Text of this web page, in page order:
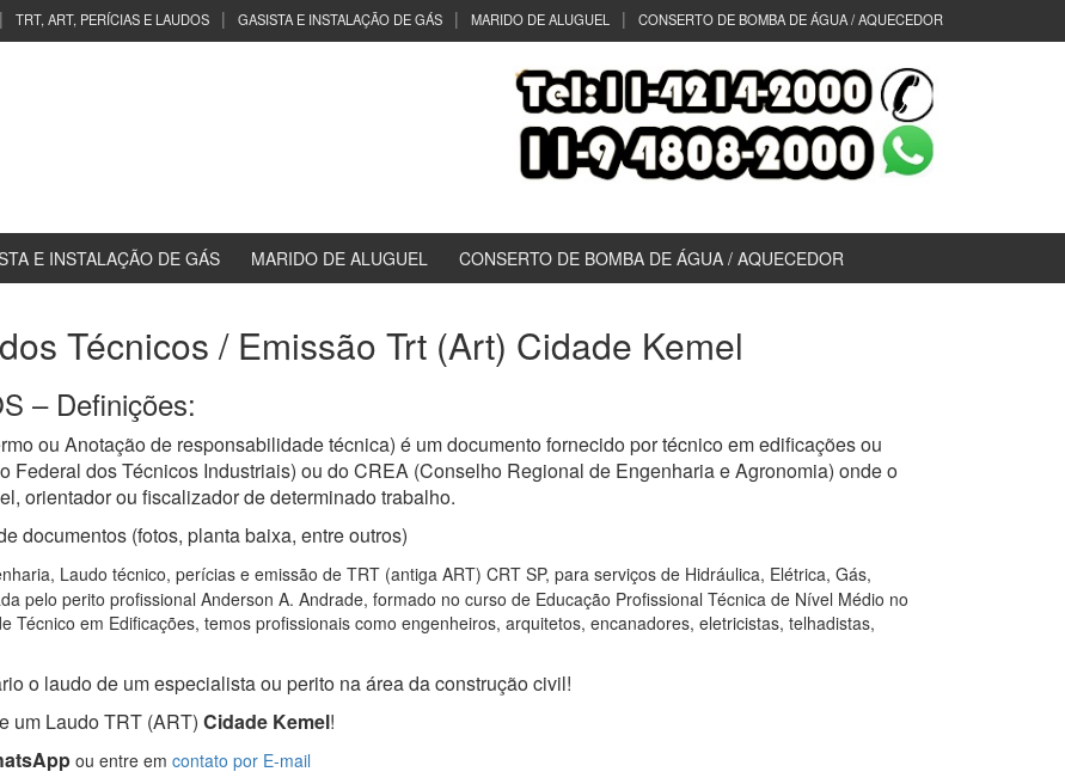
TRT, ART, PERÍCIAS E LAUDOS GASISTA E INSTALAÇÃO DE GÁS MARIDO DE ALUGUEL CONSERTO DE BOMBA DE ÁGUA / AQUECEDOR
E INSTALAÇÃO DE GÁS MARIDO DE ALUGUEL CONSERTO DE BOMBA DE ÁGUA / AQUECEDOR
Técnicos / Emissão Trt (Art) Cidade Kemel
– Definições:
ou Anotação de responsabilidade técnica) é um documento fornecido por técnico em edificações ou
Federal dos Técnicos Industriais) ou do CREA (Conselho Regional de Engenharia e Agronomia) onde o
orientador ou fiscalizador de determinado trabalho.
documentos (fotos, planta baixa, entre outros)
Laudo técnico, perícias e emissão de TRT (antiga ART) CRT SP, para serviços de Hidráulica, Elétrica, Gás,
pelo perito profissional Anderson A. Andrade, formado no curso de Educação Profissional Técnica de Nível Médio no
Técnico em Edificações, temos profissionais como engenheiros, arquitetos, encanadores, eletricistas, telhadistas,
o laudo de um especialista ou perito na área da construção civil!
um Laudo TRT (ART) Cidade Kemel!
ou entre em contato por E-mail